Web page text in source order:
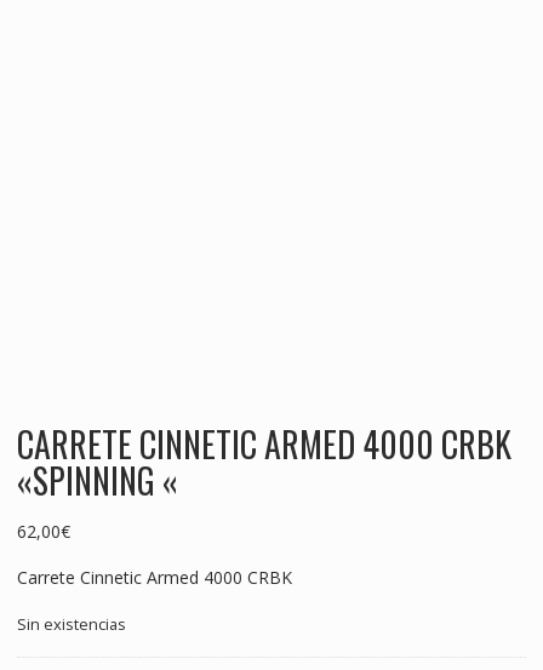
CARRETE CINNETIC ARMED 4000 CRBK
«SPINNING «
62,00€
Carrete Cinnetic Armed 4000 CRBK
Sin existencias